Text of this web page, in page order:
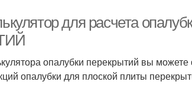
для расчета
опалубки перекрытий вы можете
опалубки для плоской плиты